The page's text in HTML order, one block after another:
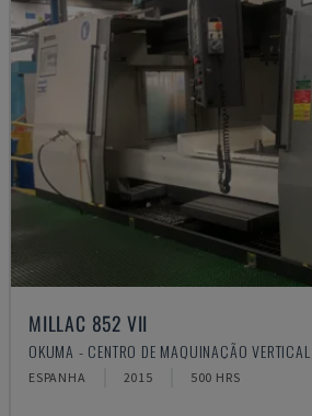
MILLAC 852 VII
OKUMA - CENTRO DE MAQUINAÇÃO VERTICAL
ESPANHA 2015 500 HRS